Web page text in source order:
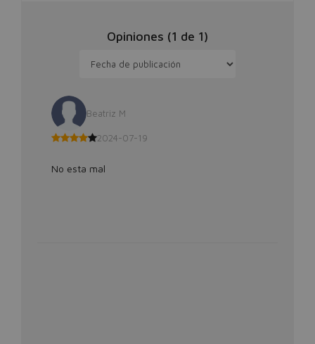
Opiniones (1 de 1)
Beatriz M
2024-07-19
No esta mal